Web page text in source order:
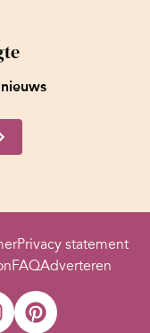
Privacy statement
FAQAdverteren